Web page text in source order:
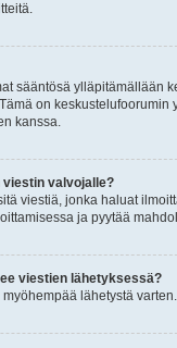
sääntösä ylläpitämällään
on
kanssa.
viestin valvojalle?
viestiä, jonka haluat
ja pyytää
viestien lähetyksessä?
lähetystä